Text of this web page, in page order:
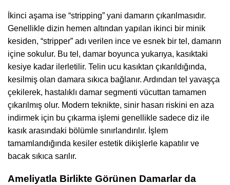
İkinci aşama ise “stripping” yani damarın çıkarılmasıdır.
Genellikle dizin hemen altından yapılan ikinci bir minik
kesiden, “stripper” adı verilen ince ve esnek bir tel, damarın
içine sokulur. Bu tel, damar boyunca yukarıya, kasıktaki
kesiye kadar ilerletilir. Telin ucu kasıktan çıkarıldığında,
kesilmiş olan damara sıkıca bağlanır. Ardından tel yavaşça
çekilerek, hastalıklı damar segmenti vücuttan tamamen
çıkarılmış olur. Modern teknikte, sinir hasarı riskini en aza
indirmek için bu çıkarma işlemi genellikle sadece diz ile
kasık arasındaki bölümle sınırlandırılır. İşlem
tamamlandığında kesiler estetik dikişlerle kapatılır ve
bacak sıkıca sarılır.
Ameliyatla Birlikte Görünen Damarlar da